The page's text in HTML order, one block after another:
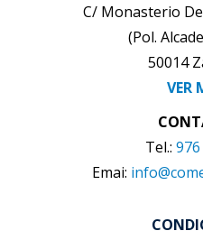
C/ Monasterio
(Pol.
50014
VER
Tel.:
Emai: